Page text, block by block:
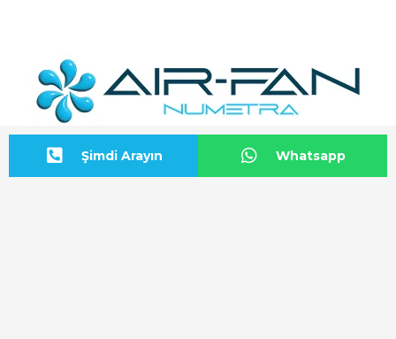
Endüstriyel Fan
Şimdi Arayın Whatsapp